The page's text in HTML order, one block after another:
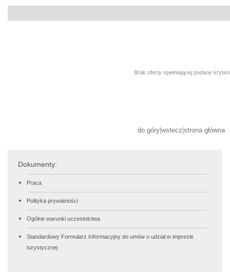
Brak oferty spełniającej podane
do góry wstecz strona główna
Dokumenty:
Praca
Polityka prywatności
Ogólne warunki uczestnictwa
Standardowy Formularz Informacyjny do umów o udział w imprezie
turystycznej